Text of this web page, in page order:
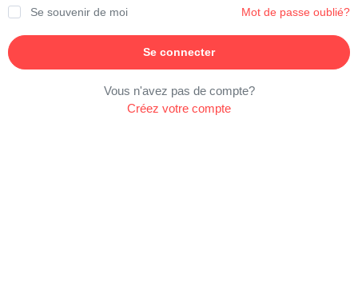
Se souvenir de moi Mot de passe oublié?
Se connecter
Vous n'avez pas de compte?
Créez votre compte